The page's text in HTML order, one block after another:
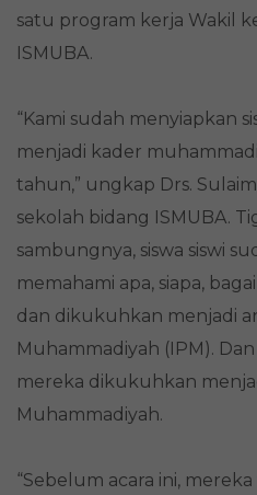
satu program kerja Wakil
ISMUBA.
“Kami sudah menyiapkan
menjadi kader
tahun,” ungkap Drs.
sekolah bidang ISMUBA.
sambungnya, siswa siswi
memahami apa, siapa,
dan dikukuhkan menjadi
Muhammadiyah (IPM).
mereka dikukuhkan
Muhammadiyah.
“Sebelum acara ini,